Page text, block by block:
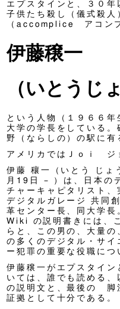
エプスタインと、３０
子供たち殺し（儀式殺人
（accomplice アコン
伊藤穣一
（いとうじ
という人物（１９６６
大学の学長をしている
野（ならしの）の駅に有
アメリカではＪｏｉ ジ
伊藤 穰一（いとう じょ
月19日 – ）は、日本の
チャーキャピタリスト、
デジタルガレージ 共同
革センター長、同大学長
Wiki の説明書きには、
らと、この男の、大量
の多くのデジタル・サ
ー犯罪の重要な役職につ
伊藤穣一がエプスタイ
いては、誰でも読める
の説明文と、最後の 脚
証拠として十分である。